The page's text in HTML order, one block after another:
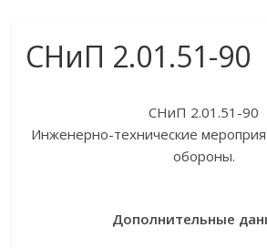
СНиП 2.01.51-90
СНиП 2.01.51-90
Инженерно-технические
обороны.
Дополнительные